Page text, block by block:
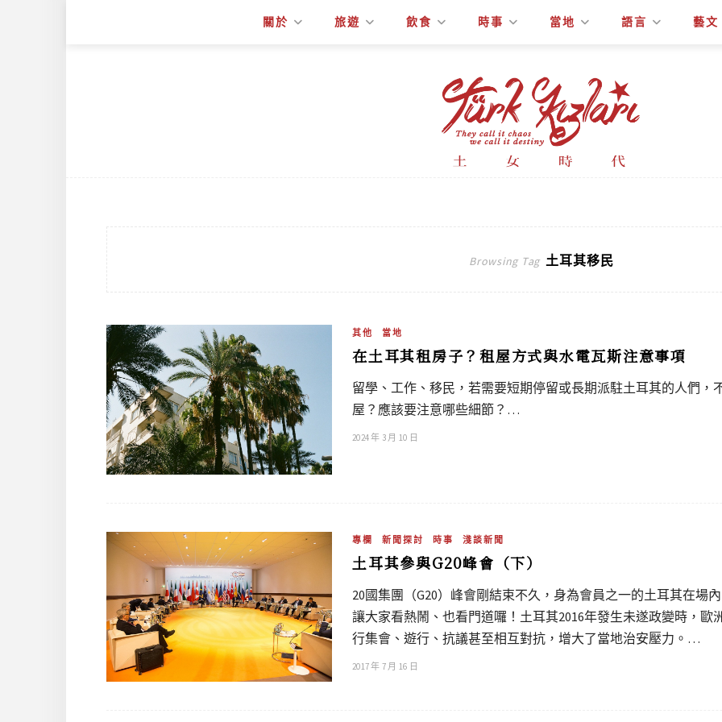
關於 旅遊 飲食 時事 當地 語言 藝文
Browsing Tag 土耳其移民
其他 當地
在土耳其租房子？租屋方式與水電瓦斯注意事項
留學、工作、移民，若需要短期停留或長期派駐土耳其的人們，
屋？應該要注意哪些細節？…
2024 年 3 月 10 日
專欄 新聞探討 時事 淺談新聞
土耳其參與G20峰會（下）
20國集團（G20）峰會剛結束不久，身為會員之一的土耳其在場
讓大家看熱鬧、也看門道囉！土耳其2016年發生未遂政變時，
行集會、遊行、抗議甚至相互對抗，增大了當地治安壓力。…
2017 年 7 月 16 日